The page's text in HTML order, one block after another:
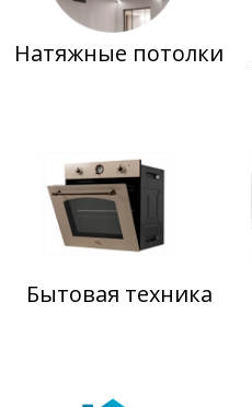
Натяжные потолки
Бытовая техника